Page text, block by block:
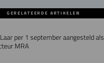
GERELATEERDE ARTIKELEN
per 1 september aangesteld als
MRA